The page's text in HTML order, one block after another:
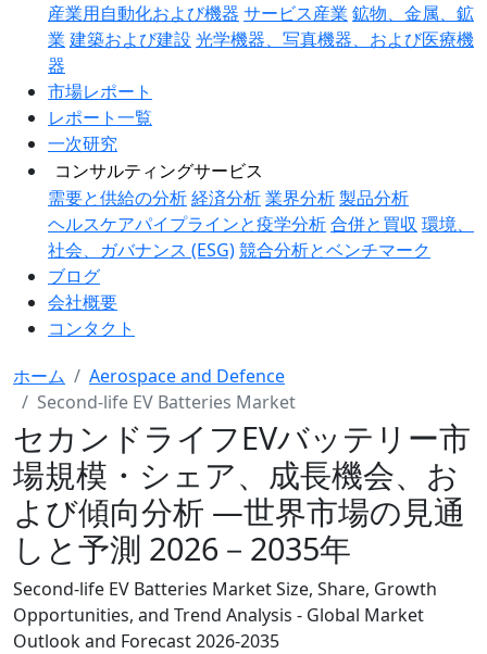
産業用自動化および機器 サービス産業 鉱物、金属、鉱
業 建築および建設 光学機器、写真機器、および医療機
器
市場レポート
レポート一覧
一次研究
コンサルティングサービス
需要と供給の分析経済分析業界分析製品分析
ヘルスケアパイプラインと疫学分析合併と買収 環境、
社会、ガバナンス (ESG)競合分析とベンチマーク
ブログ
会社概要
コンタクト
ホーム
Aerospace and Defence
Second-life EV Batteries Market
セカンドライフEVバッテリー市
場規模・シェア、成長機会、お
よび傾向分析 ―世界市場の見通
しと予測 2026－2035年
Second-life EV Batteries Market Size, Share, Growth
Opportunities, and Trend Analysis - Global Market
Outlook and Forecast 2026-2035